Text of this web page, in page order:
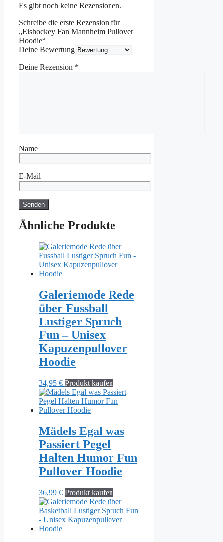
Es gibt noch keine Rezensionen.
Schreibe die erste Rezension für
„Eishockey Fan Mannheim Pullover
Hoodie“
Deine Bewertung
Deine Rezension *
Name
E-Mail
Ähnliche Produkte
Galeriemode Rede
über Fussball
Lustiger Spruch
Fun – Unisex
Kapuzenpullover
Hoodie
34,95 € Produkt kaufen
Mädels Egal was
Passiert Pegel
Halten Humor Fun
Pullover Hoodie
36,99 € Produkt kaufen